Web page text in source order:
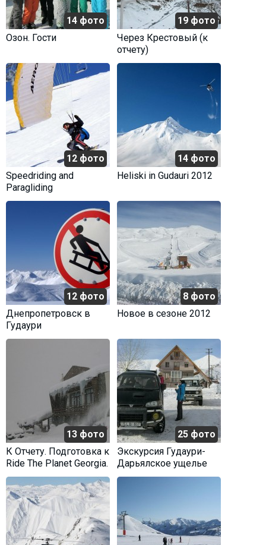
14 фото
Озон. Гости
19 фото
Через Крестовый (к
отчету)
12 фото
Speedriding and
Paragliding
14 фото
Heliski in Gudauri 2012
12 фото
Днепропетровск в
Гудаури
8 фото
Новое в сезоне 2012
13 фото
К Отчету. Подготовка к
Ride The Planet Georgia.
25 фото
Экскурсия Гудаури-
Дарьялское ущелье